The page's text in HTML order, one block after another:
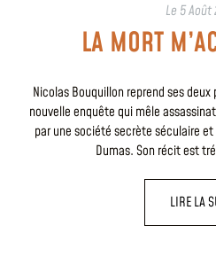
Le 5 Août
LA MORT
Nicolas Bouquillon reprend ses
nouvelle enquête qui mêle
par une société secrète séculaire
Dumas. Son récit est
LIRE LA